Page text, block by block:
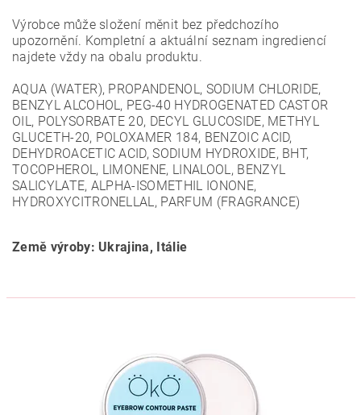
Výrobce může složení měnit bez předchozího
upozornění. Kompletní a aktuální seznam ingrediencí
najdete vždy na obalu produktu.
АQUA (WATER), PROPANDENOL, SODIUM CHLORIDE,
BENZYL ALCOHOL, PEG-40 HYDROGENATED CASTOR
OIL, POLYSORBATE 20, DECYL GLUCOSIDE, METHYL
GLUCETH-20, POLOXAMER 184, BENZOIC ACID,
DEHYDROACETIC ACID, SODIUM HYDROXIDE, BHT,
TOCOPHEROL, LIMONENE, LINALOOL, BENZYL
SALICYLATE, ALPHA-ISOMETHIL IONONE,
HYDROXYCITRONELLAL, PARFUM (FRAGRANCE)
Země výroby: Ukrajina, Itálie